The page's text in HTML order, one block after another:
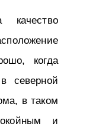
когда
северной
в таком
и